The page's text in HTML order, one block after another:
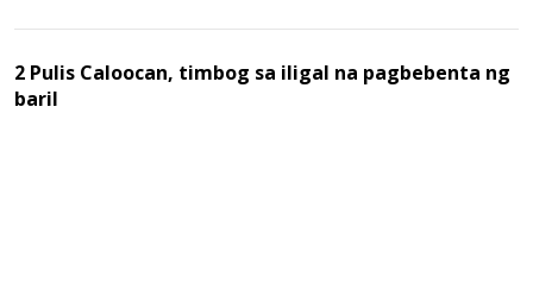
2 Pulis Caloocan, timbog sa iligal na pagbebenta ng
baril